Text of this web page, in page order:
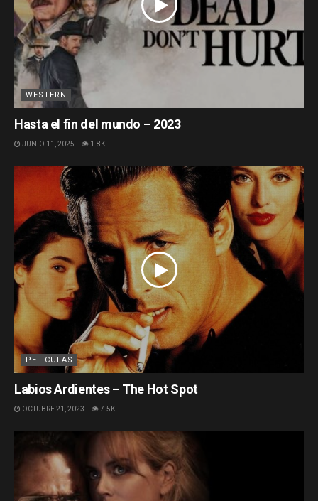
WESTERN
Hasta el fin del mundo – 2023
JUNIO 11, 2025 1.8K
PELICULAS
Labios Ardientes – The Hot Spot
OCTUBRE 21, 2023 7.5K